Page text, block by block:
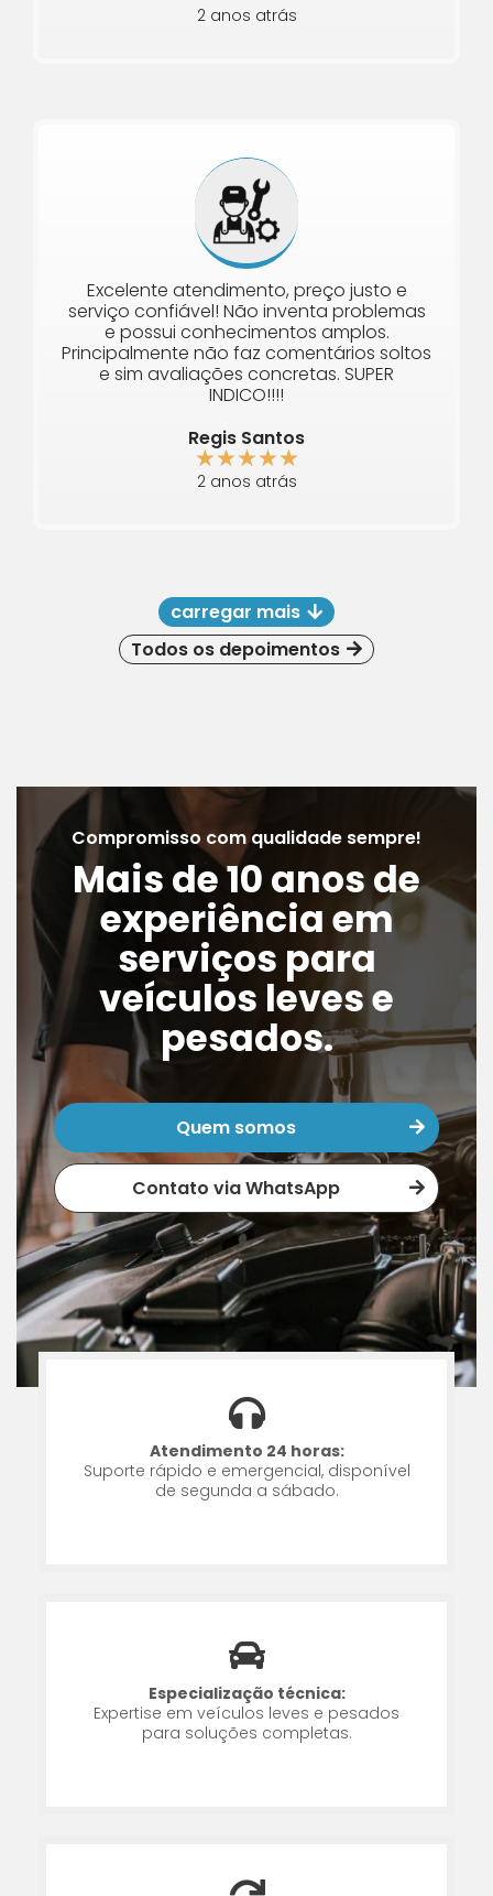
2 anos atrás
Excelente atendimento, preço justo e
serviço confiável! Não inventa problemas
e possui conhecimentos amplos.
Principalmente não faz comentários soltos
e sim avaliações concretas. SUPER
INDICO!!!!
Regis Santos
★★★★★
2 anos atrás
carregar mais
Todos os depoimentos
Compromisso com qualidade sempre!
Mais de 10 anos de
experiência em
serviços para
veículos leves e
pesados.
Quem somos
Contato via WhatsApp
Atendimento 24 horas:
Suporte rápido e emergencial, disponível
de segunda a sábado.
Especialização técnica:
Expertise em veículos leves e pesados
para soluções completas.